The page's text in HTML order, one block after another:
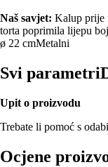
Naš savjet: Kalup prije
torta poprimila lijepu
ø 22 cmMetalni
Svi parametri
Upit o proizvodu
Trebate li pomoć s
Ocjene